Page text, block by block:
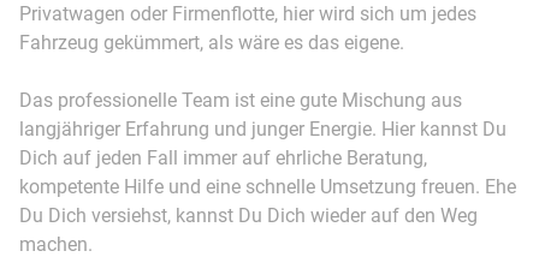
Privatwagen oder Firmenflotte, hier wird sich um jedes
Fahrzeug gekümmert, als wäre es das eigene.
Das professionelle Team ist eine gute Mischung aus
langjähriger Erfahrung und junger Energie. Hier kannst Du
Dich auf jeden Fall immer auf ehrliche Beratung,
kompetente Hilfe und eine schnelle Umsetzung freuen. Ehe
Du Dich versiehst, kannst Du Dich wieder auf den Weg
machen.